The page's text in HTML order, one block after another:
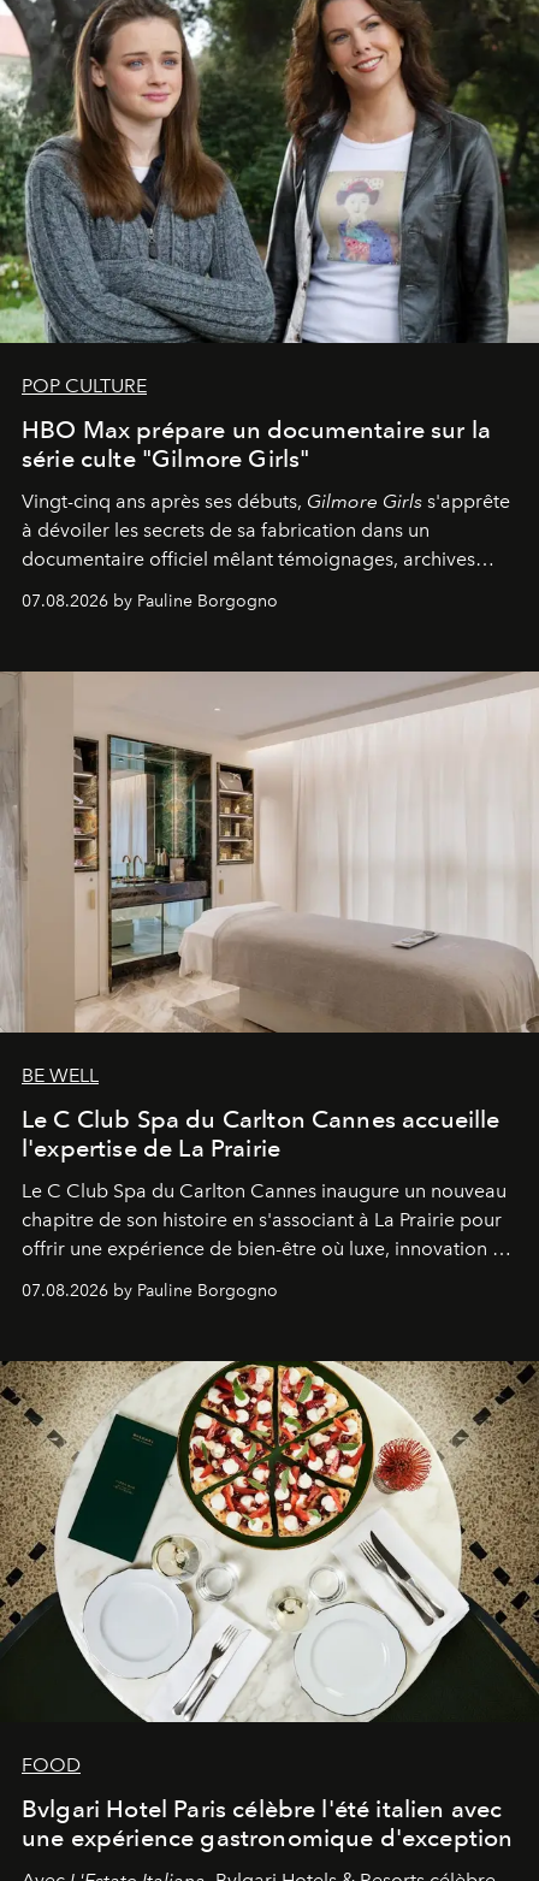
POP CULTURE
HBO Max prépare un documentaire sur la
série culte "Gilmore Girls"
Vingt-cinq ans après ses débuts, Gilmore Girls s'apprête
à dévoiler les secrets de sa fabrication dans un
documentaire officiel mêlant témoignages, archives
générationnel.
07.08.2026 by Pauline Borgogno
BE WELL
Le C Club Spa du Carlton Cannes accueille
l'expertise de La Prairie
Le C Club Spa du Carlton Cannes inaugure un nouveau
chapitre de son histoire en s'associant à La Prairie pour
offrir une expérience de bien-être où luxe, innovation et
07.08.2026 by Pauline Borgogno
FOOD
Bvlgari Hotel Paris célèbre l'été italien avec
une expérience gastronomique d'exception